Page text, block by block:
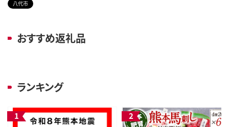
八代市
おすすめ返礼品
ランキング